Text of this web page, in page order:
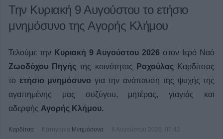
Την Κυριακή 9 Αυγούστου το ετήσιο
μνημόσυνο της Αγορής Κλήμου
Τελούμε την Κυριακή 9 Αυγούστου 2026 στον Ιερό Ναό
Ζωοδόχου Πηγήςτης κοινότητας Ραχούλας
Καρδίτσας
το ετήσιο μνημόσυνο για την ανάπαυση της ψυχής της
αγαπημένης μας συζύγου, μητέρας, γιαγιάς και
αδερφής Αγορής Κλήμου.
Καρδίτσα Κατηγορία Μνημόσυνα 6 Αυγούστου 2026, 07:42